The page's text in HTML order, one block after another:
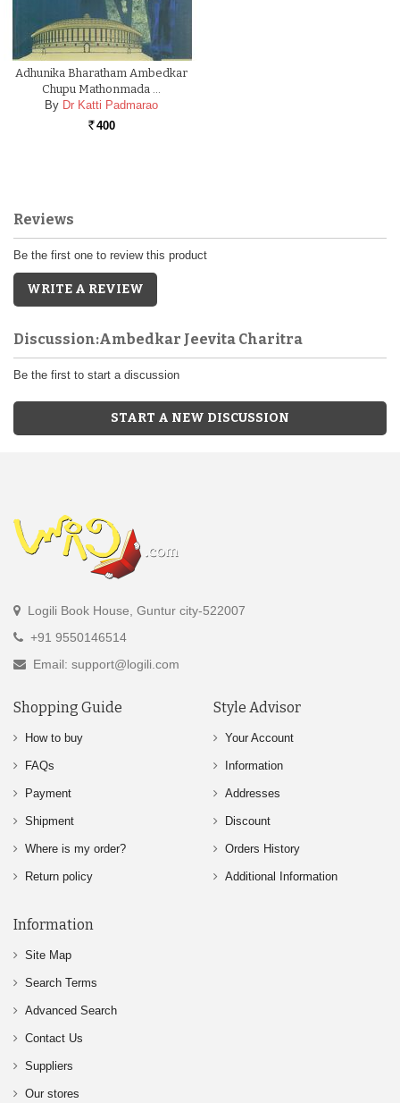
Adhunika Bharatham Ambedkar
Chupu Mathonmada …
By Dr Katti Padmarao
Rs. 400
Reviews
Be the first one to review this product
WRITE A REVIEW
Discussion:Ambedkar Jeevita Charitra
Be the first to start a discussion
START A NEW DISCUSSION
Logili Book House, Guntur city-522007
+91 9550146514
Email: support@logili.com
Shopping Guide
How to buy
FAQs
Payment
Shipment
Where is my order?
Return policy
Style Advisor
Your Account
Information
Addresses
Discount
Orders History
Additional Information
Information
Site Map
Search Terms
Advanced Search
Contact Us
Suppliers
Our stores